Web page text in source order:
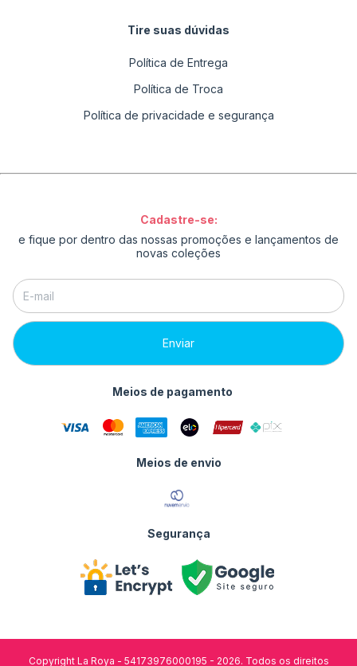
Tire suas dúvidas
Política de Entrega
Política de Troca
Política de privacidade e segurança
Cadastre-se:
e fique por dentro das nossas promoções e lançamentos de
novas coleções
Meios de pagamento
Meios de envio
Segurança
Copyright La Roya - 54173976000195 - 2026. Todos os direitos